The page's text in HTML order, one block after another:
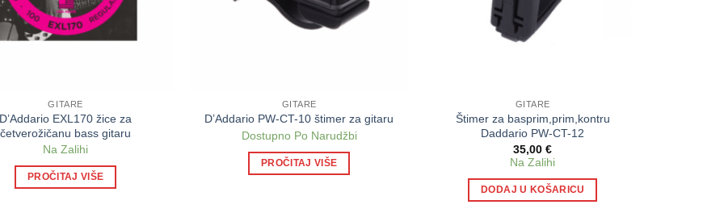
GITARE
D’Addario EXL170 žice za
četverožičanu bass gitaru
Na Zalihi
PROČITAJ VIŠE
GITARE
D’Addario PW-CT-10 štimer za gitaru
Dostupno Po Narudžbi
PROČITAJ VIŠE
GITARE
Štimer za basprim,prim,kontru
Daddario PW-CT-12
35,00€
Na Zalihi
DODAJ U KOŠARICU